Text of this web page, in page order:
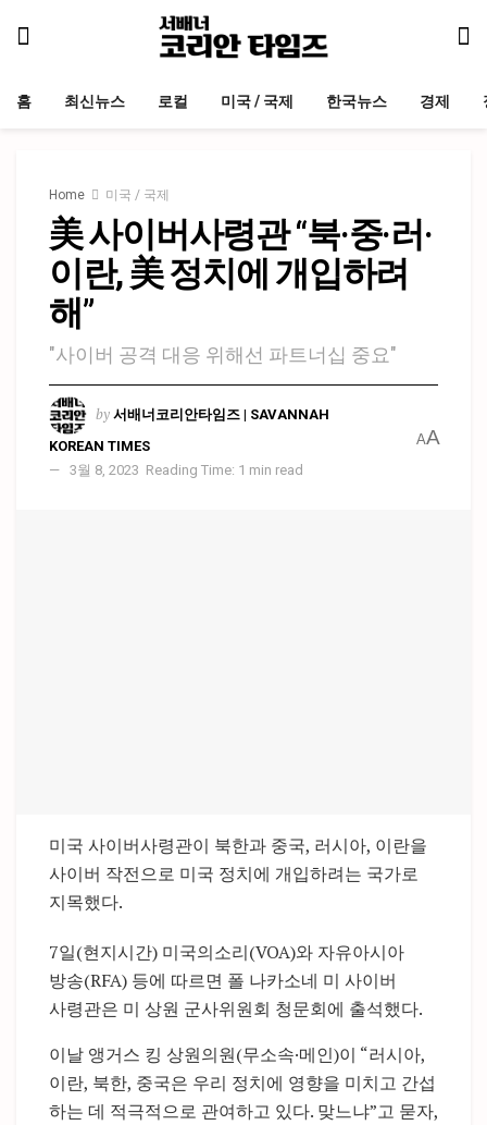
홈 최신뉴스 로컬 미국 / 국제 한국뉴스 경제
Home 미국 / 국제
美 사이버사령관 “북·중·러·
이란, 美 정치에 개입하려
해”
"사이버 공격 대응 위해선 파트너십 중요"
by 서배너코리안타임즈 | SAVANNAH
KOREAN TIMES
3월 8, 2023 Reading Time: 1 min read
AA
미국 사이버사령관이 북한과 중국, 러시아, 이란을
사이버 작전으로 미국 정치에 개입하려는 국가로
지목했다.
7일(현지시간) 미국의소리(VOA)와 자유아시아
방송(RFA) 등에 따르면 폴 나카소네 미 사이버
사령관은 미 상원 군사위원회 청문회에 출석했다.
이날 앵거스 킹 상원의원(무소속·메인)이 “러시아,
이란, 북한, 중국은 우리 정치에 영향을 미치고 간섭
하는 데 적극적으로 관여하고 있다. 맞느냐”고 묻자,